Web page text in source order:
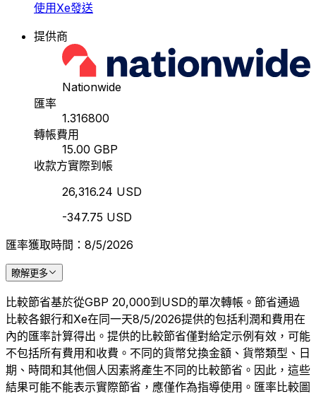
使用Xe發送
提供商
Nationwide
匯率
1.316800
轉帳費用
15.00 GBP
收款方實際到帳
26,316.24 USD
-347.75 USD
匯率獲取時間：8/5/2026
瞭解更多
比較節省基於從GBP 20,000到USD的單次轉帳。節省通過
比較各銀行和Xe在同一天8/5/2026提供的包括利潤和費用在
內的匯率計算得出。提供的比較節省僅對給定示例有效，可能
不包括所有費用和收費。不同的貨幣兌換金額、貨幣類型、日
期、時間和其他個人因素將產生不同的比較節省。因此，這些
結果可能不能表示實際節省，應僅作為指導使用。匯率比較圖